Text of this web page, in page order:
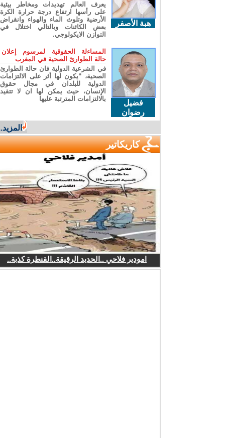
هبة الأصفر
يعرف العالم تهديدات ومخاطر بيئية
على رأسها ارتفاع درجة حرارة الكرة
الأرضية وتلوث الماء والهواء وانقراض
بعض الكائنات وبالتالي اختلال في
التوازن الايكولوجي.
فضيل
رضوان
المساءلة الحقوقية لمرسوم إعلان
حالة الطوارئ الصحية في المغرب
في الشرعية الدولية فان حالة الطوارئ
الصحية، “يكون لها أثر على الالتزامات
الدولية للبلدان في مجال حقوق
الإنسان، حيث يمكن لها ان لا تتقيد
بالالتزامات المترتبة عليها
المزيد...
كاريكاتير
امودير فلاحي ..الحديد الرقيقة..القنطرة كذبة..